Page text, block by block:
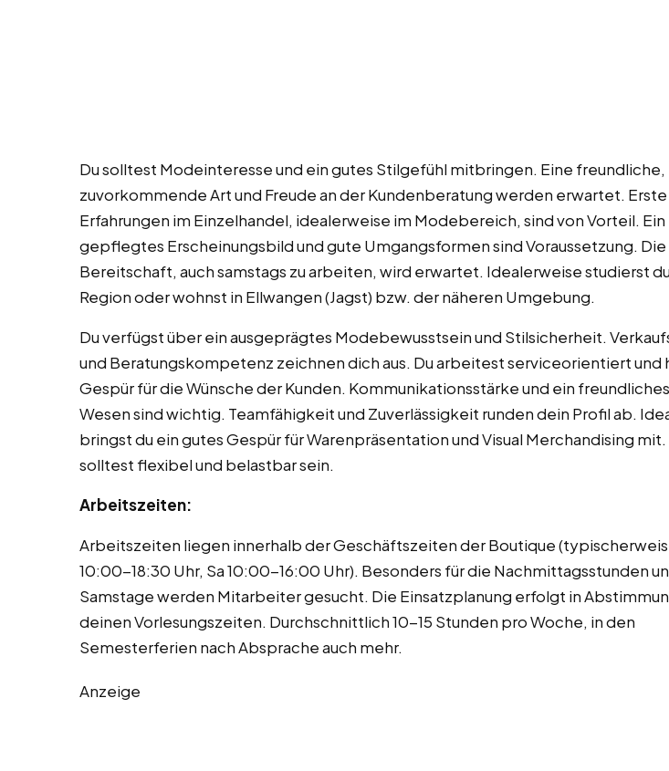
Du solltest Modeinteresse und ein gutes Stilgefühl mitbringen. Eine freundliche,
zuvorkommende Art und Freude an der Kundenberatung werden erwartet. Erste
Erfahrungen im Einzelhandel, idealerweise im Modebereich, sind von Vorteil. Ein
gepflegtes Erscheinungsbild und gute Umgangsformen sind Voraussetzung. Die
Bereitschaft, auch samstags zu arbeiten, wird erwartet. Idealerweise studierst
Region oder wohnst in Ellwangen (Jagst) bzw. der näheren Umgebung.
Du verfügst über ein ausgeprägtes Modebewusstsein und Stilsicherheit.
und Beratungskompetenz zeichnen dich aus. Du arbeitest serviceorientiert und
Gespür für die Wünsche der Kunden. Kommunikationsstärke und ein
Wesen sind wichtig. Teamfähigkeit und Zuverlässigkeit runden dein Profil ab.
bringst du ein gutes Gespür für Warenpräsentation und Visual Merchandising mit.
solltest flexibel und belastbar sein.
Arbeitszeiten:
Arbeitszeiten liegen innerhalb der Geschäftszeiten der Boutique
10:00-18:30 Uhr, Sa 10:00-16:00 Uhr). Besonders für die Nachmittagsstunden
Samstage werden Mitarbeiter gesucht. Die Einsatzplanung erfolgt in
deinen Vorlesungszeiten. Durchschnittlich 10-15 Stunden pro Woche, in den
Semesterferien nach Absprache auch mehr.
Anzeige